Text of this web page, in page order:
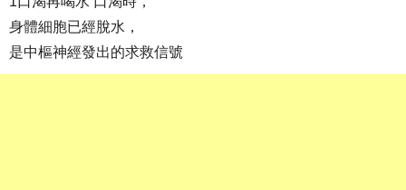
身體細胞已經脫水，
是中樞神經發出的求救信號